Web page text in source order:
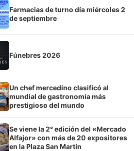
Farmacias de turno día miércoles 2
de septiembre
Fúnebres 2026
Un chef mercedino clasificó al
mundial de gastronomía más
prestigioso del mundo
Se viene la 2° edición del «Mercado
Alfajor» con más de 20 expositores
en la Plaza San Martín